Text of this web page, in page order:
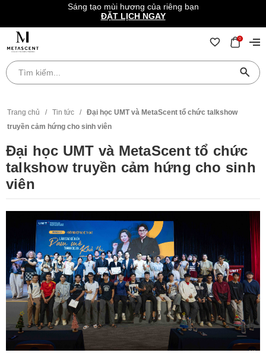
Sáng tạo mùi hương của riêng bạn
ĐẶT LỊCH NGAY
0
Trang chủ / Tin tức / Đại học UMT và MetaScent tổ chức talkshow
truyền cảm hứng cho sinh viên
Đại học UMT và MetaScent tổ chức
talkshow truyền cảm hứng cho sinh
viên